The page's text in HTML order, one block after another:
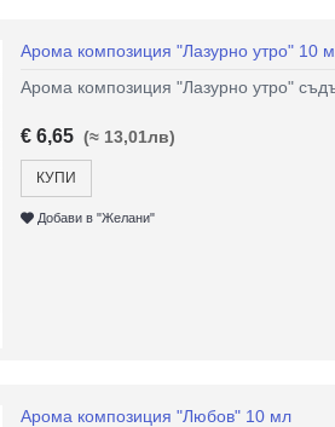
Арома композиция "Лазурно утро" 10
Арома композиция "Лазурно утро"
€ 6,65 (≈ 13,01лв)
КУПИ
Добави в "Желани"
Арома композиция "Любов" 10 мл